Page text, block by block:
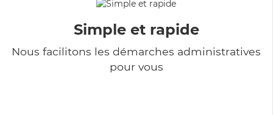
Simple et rapide
Nous facilitons les démarches administratives
pour vous